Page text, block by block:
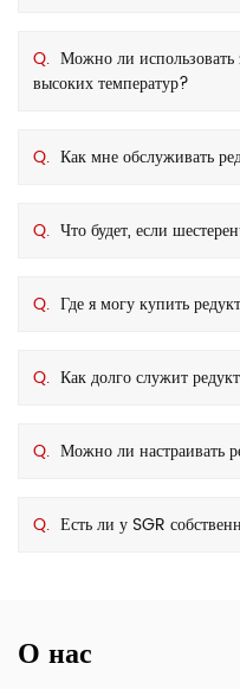
Q. Можно ли использовать
высоких температур?
Q. Как мне обслуживать
Q. Что будет, если
Q. Где я могу купить
Q. Как долго служит
Q. Можно ли настраивать
Q. Есть ли у SGR
О нас